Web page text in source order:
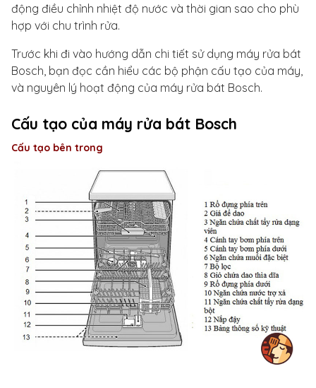
động điều chỉnh nhiệt độ nước và thời gian sao cho phù
hợp với chu trình rửa.
Trước khi đi vào hướng dẫn chi tiết sử dụng máy rửa bát
Bosch, bạn đọc cần hiểu các bộ phận cấu tạo của máy,
và nguyên lý hoạt động của máy rửa bát Bosch.
Cấu tạo của máy rửa bát Bosch
Cấu tạo bên trong